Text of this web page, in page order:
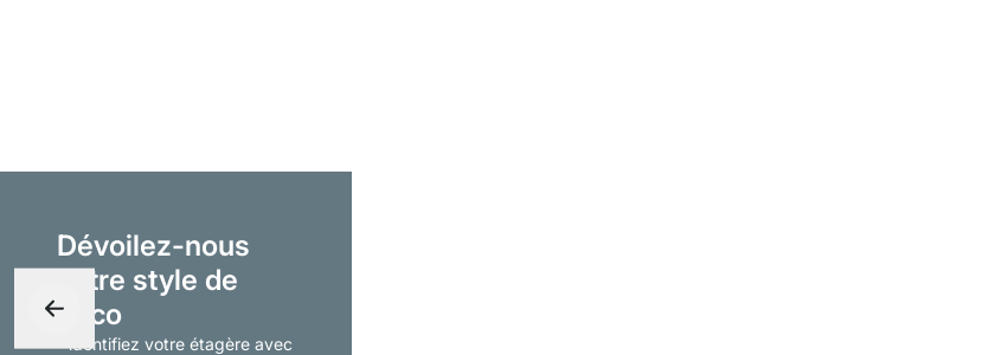
Dévoilez-nous
votre style de
déco
- identifiez votre étagère avec